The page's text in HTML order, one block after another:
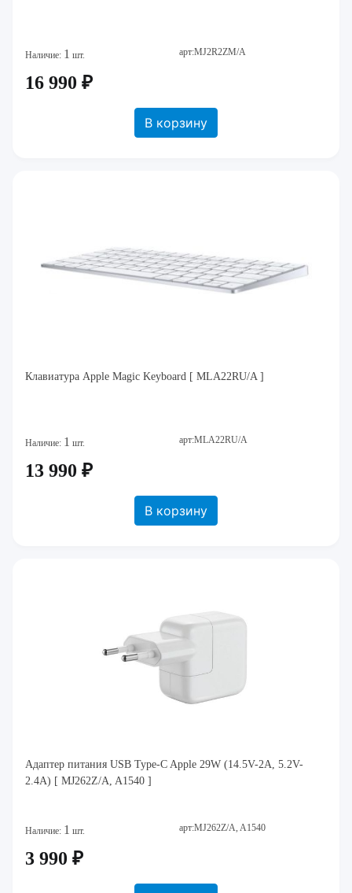
Наличие: 1 шт. арт:MJ2R2ZM/A
16 990 ₽
В корзину
Клавиатура Apple Magic Keyboard [ MLA22RU/A ]
Наличие: 1 шт. арт:MLA22RU/A
13 990 ₽
В корзину
Адаптер питания USB Type-C Apple 29W (14.5V-2A, 5.2V-
2.4A) [ MJ262Z/A, A1540 ]
Наличие: 1 шт. арт:MJ262Z/A, A1540
3 990 ₽